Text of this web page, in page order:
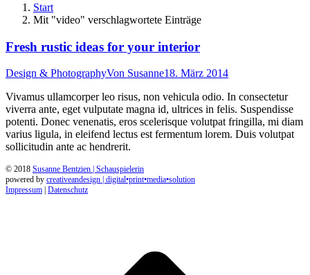
Start
Mit "video" verschlagwortete Einträge
Fresh rustic ideas for your interior
Design & PhotographyVon Susanne18. März 2014
Vivamus ullamcorper leo risus, non vehicula odio. In consectetur
viverra ante, eget vulputate magna id, ultrices in felis. Suspendisse
potenti. Donec venenatis, eros scelerisque volutpat fringilla, mi diam
varius ligula, in eleifend lectus est fermentum lorem. Duis volutpat
sollicitudin ante ac hendrerit.
© 2018 Susanne Bentzien | Schauspielerin
powered by creativeandesign | digital•print•media•solution
Impressum Datenschutz